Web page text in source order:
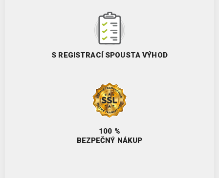
S REGISTRACÍ SPOUSTA VÝHOD
100 %
BEZPEČNÝ NÁKUP